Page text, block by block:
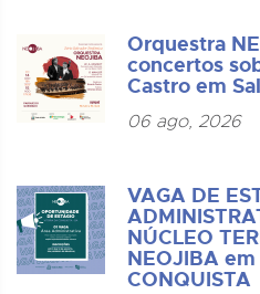
Orquestra
concertos
Castro em
06 ago, 2026
VAGA DE
NÚCLEO
NEOJIBA
CONQUISTA